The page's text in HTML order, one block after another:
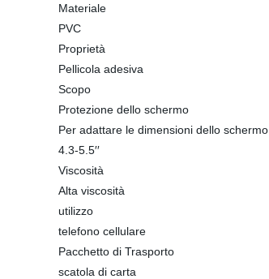
Materiale
PVC
Proprietà
Pellicola adesiva
Scopo
Protezione dello schermo
Per adattare le dimensioni dello schermo
4.3-5.5′′
Viscosità
Alta viscosità
utilizzo
telefono cellulare
Pacchetto di Trasporto
scatola di carta